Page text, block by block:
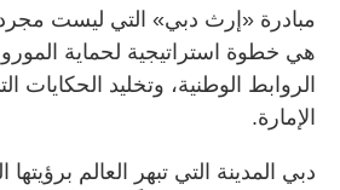
مبادرة «إرث دبي» التي ليست
هي خطوة استراتيجية لحماية
الروابط الوطنية، وتخليد الحكايات
الإمارة.
دبي المدينة التي تبهر العالم برؤيتها